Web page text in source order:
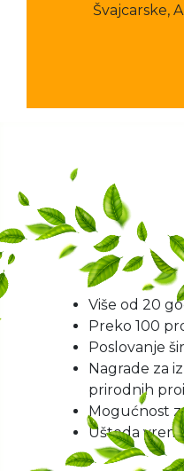
Švajcarske,
Više od 20
Preko 100
Poslovanje
Nagrade za
prirodnih
Mogućnost
Ušteda